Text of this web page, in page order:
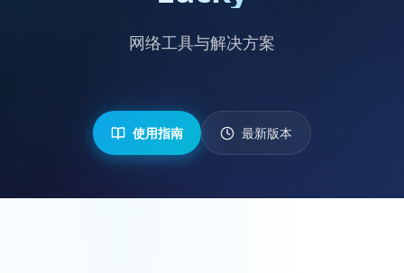
网络工具与解决方案
使用指南 最新版本